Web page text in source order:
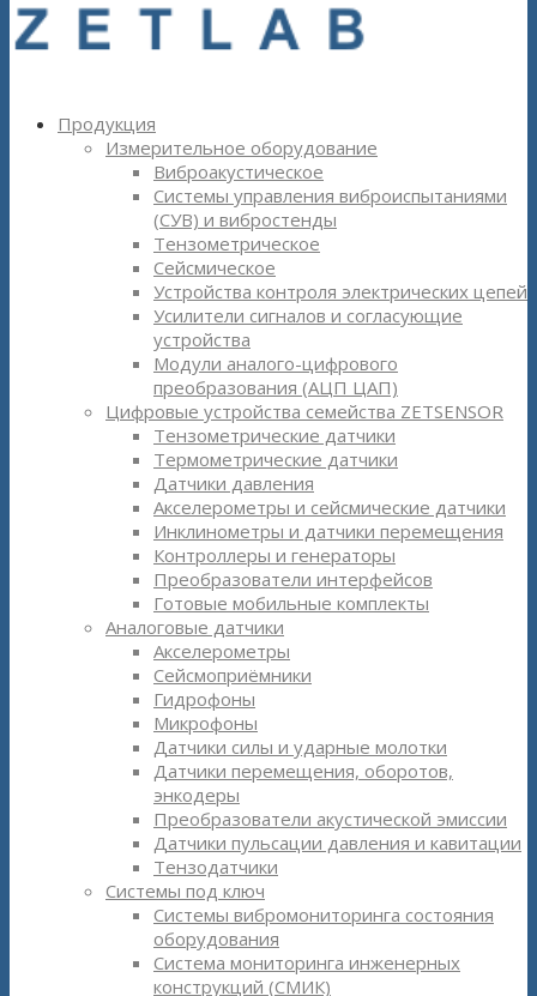
Продукция
Измерительное оборудование
Виброакустическое
Системы управления виброиспытаниями
(СУВ) и вибростенды
Тензометрическое
Сейсмическое
Устройства контроля электрических цепей
Усилители сигналов и согласующие
устройства
Модули аналого-цифрового
преобразования (АЦП ЦАП)
Цифровые устройства семейства ZETSENSOR
Тензометрические датчики
Термометрические датчики
Датчики давления
Акселерометры и сейсмические датчики
Инклинометры и датчики перемещения
Контроллеры и генераторы
Преобразователи интерфейсов
Готовые мобильные комплекты
Аналоговые датчики
Акселерометры
Сейсмоприёмники
Гидрофоны
Микрофоны
Датчики силы и ударные молотки
Датчики перемещения, оборотов,
энкодеры
Преобразователи акустической эмиссии
Датчики пульсации давления и кавитации
Тензодатчики
Системы под ключ
Системы вибромониторинга состояния
оборудования
Система мониторинга инженерных
конструкций (СМИК)